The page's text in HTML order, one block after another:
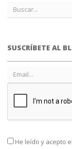
SUSCRÍBETE AL
He leído y acepto el